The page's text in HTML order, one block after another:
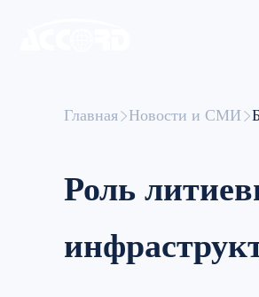
Главная Новости и СМИ
Роль